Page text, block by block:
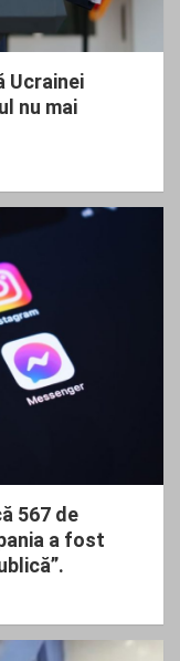
Ucrainei
nu mai
567 de
a fost